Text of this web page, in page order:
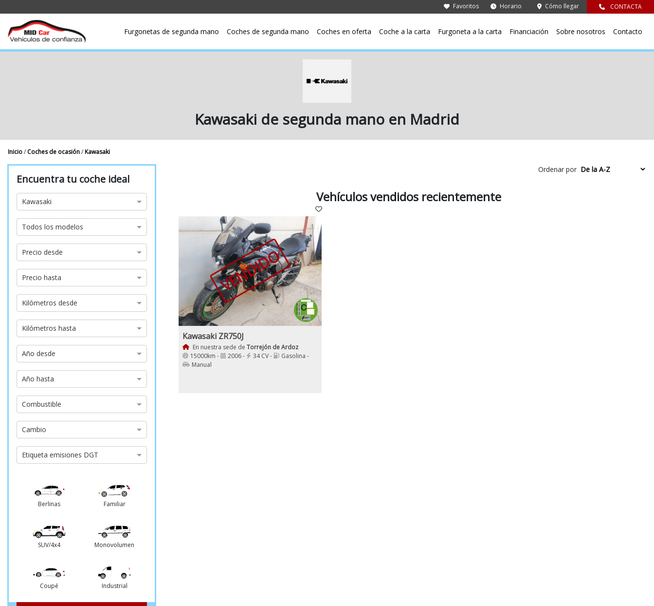
Favoritos Horario Cómo llegar CONTACTA
Furgonetas de segunda mano Coches de segunda mano Coches en oferta Coche a la carta Furgoneta a la carta Financiación Sobre nosotros Contacto
Kawasaki de segunda mano en Madrid
Inicio/ Coches de ocasión/Kawasaki
Encuentra tu coche ideal
Marca
Kawasaki
Modelo
Todos los modelos
Precio
desde
Precio desde
Precio
hasta
Precio hasta
Kilómetros
desde
Kilómetros desde
Kilómetros
hasta
Kilómetros hasta
Año
desde
Año desde
Año
hasta
Año hasta
Tipo
de
combustible
Combustible
Tipo
de
cambio
Cambio
Etiqueta
emisiones
Etiqueta emisiones DGT
Berlinas Familiar
SUV/4x4 Monovolumen
Coupé Industrial
Ordenar por
Vehículos vendidos recientemente
VENDIDO
Kawasaki ZR750J
En nuestra sede de Torrejón de Ardoz
15000km -
2006 - 34 CV -
Gasolina -
Manual